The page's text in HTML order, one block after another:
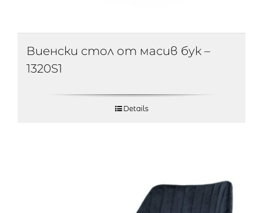
Виенски стол от масив бук –
1320S1
Details